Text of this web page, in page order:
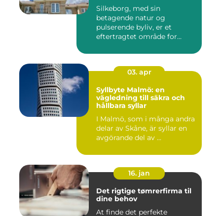
Silkeborg, med sin
betagende natur og
pulserende byliv, er et
eftertragtet område for
03. apr
Syllbyte Malmö: en
vägledning till säkra och
hållbara syllar
I Malmö, som i många andra
delar av Skåne, är syllar en
avgörande del av ...
16. jan
Det rigtige tømrerfirma til
dine behov
At finde det perfekte